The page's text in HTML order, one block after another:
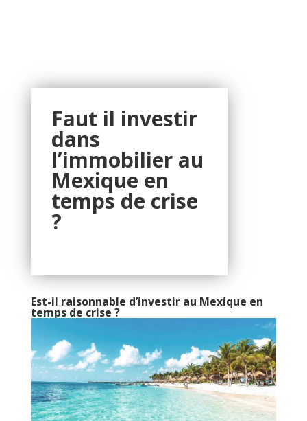
Faut il investir
dans
l’immobilier au
Mexique en
temps de crise
?
Est-il raisonnable d’investir au Mexique en
temps de crise ?